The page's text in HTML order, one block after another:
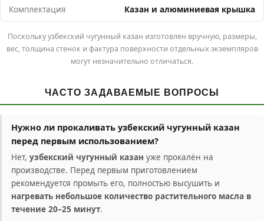
Комплектация Казан и алюминиевая крышка
Поскольку узбекский чугунный казан изготовлен вручную, размеры,
вес, толщина стенок и фактура поверхности отдельных экземпляров
могут незначительно отличаться.
ЧАСТО ЗАДАВАЕМЫЕ ВОПРОСЫ
Нужно ли прокаливать узбекский чугунный казан
перед первым использованием?
Нет, узбекский чугунный казан уже прокалён на
производстве. Перед первым приготовлением
рекомендуется промыть его, полностью высушить и
нагревать небольшое количество растительного масла в
течение 20–25 минут.